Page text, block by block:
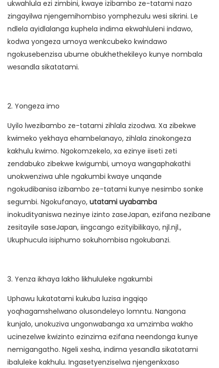
ukwahlula ezi zimbini, kwaye izibambo ze-tatami nazo
zingayilwa njengemihombiso yomphezulu wesi sikrini. Le
ndlela ayidlalanga kuphela indima ekwahluleni indawo,
kodwa yongeza umoya wenkcubeko kwindawo
ngokusebenzisa ubume obukhethekileyo kunye nombala
wesandla sikatatami.
2. Yongeza imo
Uyilo lwezibambo ze-tatami zihlala zizodwa. Xa zibekwe
kwimeko yekhaya ehambelanayo, zihlala zinokongeza
kakhulu kwimo. Ngokomzekelo, xa ezinye iiseti zeti
zendabuko zibekwe kwigumbi, umoya wangaphakathi
unokwenziwa uhle ngakumbi kwaye unqande
ngokudibanisa izibambo ze-tatami kunye nesimbo sonke
segumbi. Ngokufanayo, utatami uyabamba
inokudityaniswa nezinye izinto zaseJapan, ezifana nezibane
zesitayile saseJapan, iingcango ezityibilikayo, njl.njl.,
Ukuphucula isiphumo sokuhombisa ngokubanzi.
3. Yenza ikhaya lakho likhululeke ngakumbi
Uphawu lukatatami kukuba luzisa ingqiqo
yoqhagamshelwano olusondeleyo lomntu. Nangona
kunjalo, unokuziva ungonwabanga xa umzimba wakho
ucinezelwe kwizinto ezinzima ezifana neendonga kunye
nemigangatho. Ngeli xesha, indima yesandla sikatatami
ibaluleke kakhulu. Ingasetyenziselwa njengenkxaso